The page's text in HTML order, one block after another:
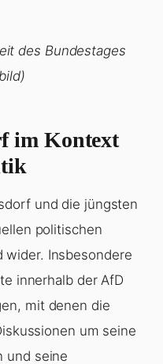
des Bundestages
im Kontext
und die jüngsten
politischen
wider. Insbesondere
innerhalb der AfD
mit denen die
um seine
und seine